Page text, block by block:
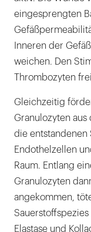
eingesprengten
Inneren der
weichen. Den
Thrombozyten
Gleichzeitig
Granulozyten
die entstandenen
Endothelzellen
Raum. Entlang
Granulozyten
angekommen,
Elastase und